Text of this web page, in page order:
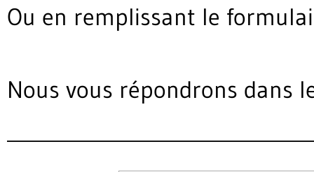
Ou en remplissant le
Nous vous répondrons dans